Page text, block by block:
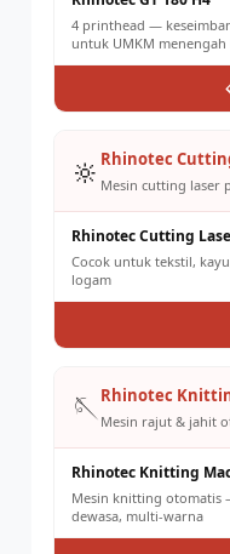
4 printhead —
untuk UMKM menengah
🔆 Rhinotec
Mesin cutting laser
Rhinotec Cutting
Cocok untuk tekstil,
logam
🪡Rhinotec
Mesin rajut & jahit
Rhinotec Knitting
Mesin knitting otomatis
dewasa, multi-warna